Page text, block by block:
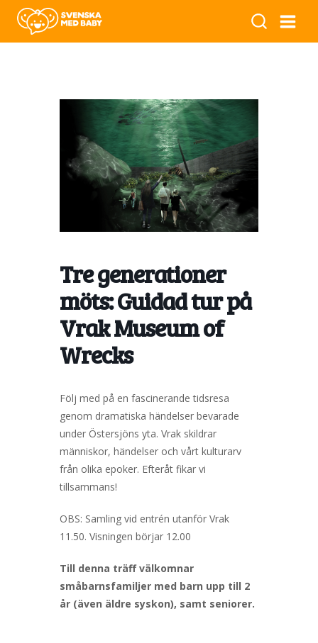
Tre generationer
möts: Guidad tur på
Vrak Museum of
Wrecks
Följ med på en fascinerande tidsresa
genom dramatiska händelser bevarade
under Östersjöns yta. Vrak skildrar
människor, händelser och vårt kulturarv
från olika epoker. Efteråt fikar vi
tillsammans!
OBS: Samling vid entrén utanför Vrak
11.50. Visningen börjar 12.00
Till denna träff välkomnar
småbarnsfamiljer med barn upp till 2
år (även äldre syskon), samt seniorer.